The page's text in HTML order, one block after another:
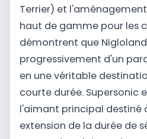
Terrier) et
haut de gamme pour les
démontrent que
progressivement d'un
en une véritable
courte durée. Supersonic
l'aimant principal destiné
extension de la durée de